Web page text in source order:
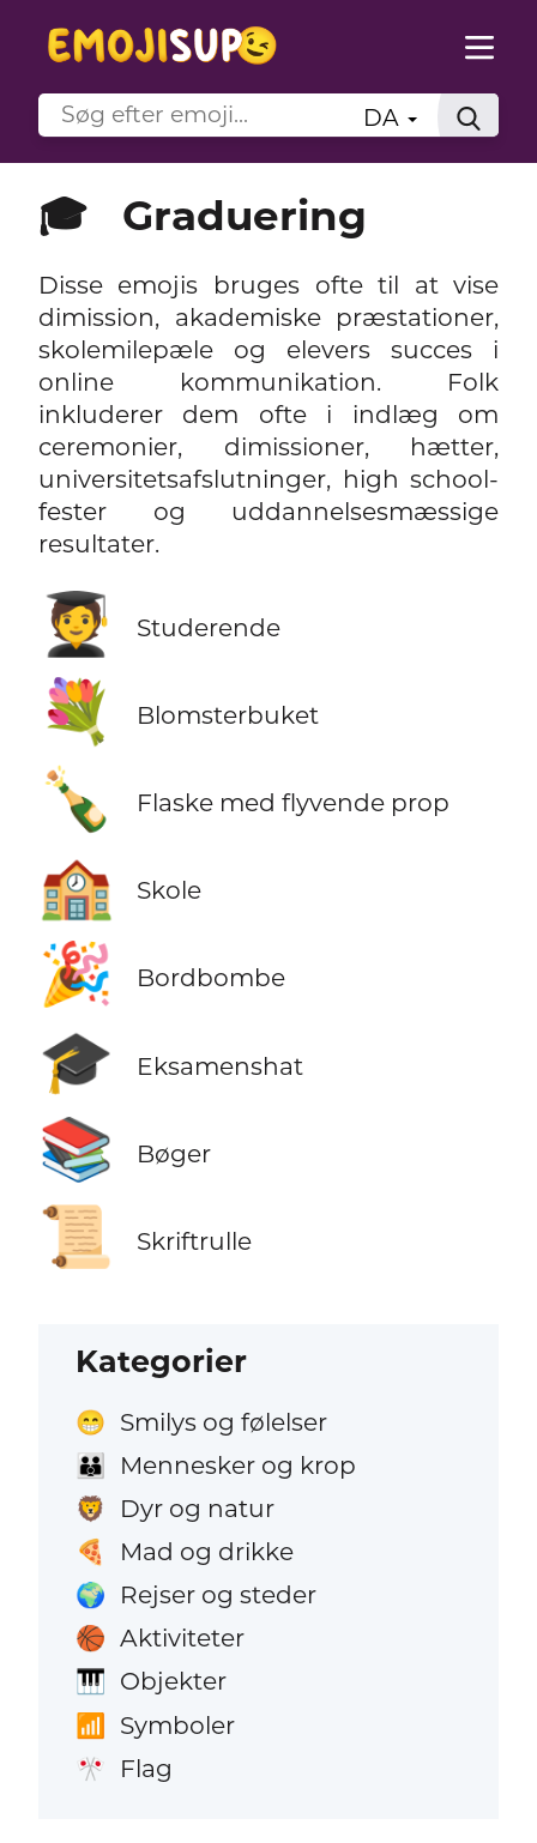
DA
🎓 Graduering
Disse emojis bruges ofte til at vise
dimission, akademiske præstationer,
skolemilepæle og elevers succes i
online kommunikation. Folk
inkluderer dem ofte i indlæg om
ceremonier, dimissioner, hætter,
universitetsafslutninger, high school-
fester og uddannelsesmæssige
resultater.
🧑‍🎓 Studerende
💐 Blomsterbuket
🍾 Flaske med flyvende prop
🏫 Skole
🎉 Bordbombe
🎓 Eksamenshat
📚 Bøger
📜 Skriftrulle
Kategorier
😁 Smilys og følelser
👪 Mennesker og krop
🦁 Dyr og natur
🍕 Mad og drikke
🌍 Rejser og steder
🏀 Aktiviteter
🎹 Objekter
📶 Symboler
🎌 Flag